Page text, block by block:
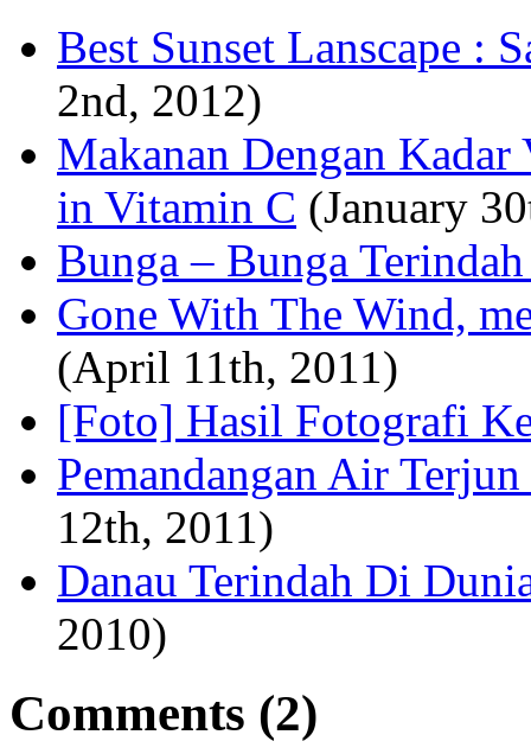
Best Sunset Lanscape :
2nd, 2012)
Makanan Dengan
in Vitamin C (January
Bunga – Bunga
Gone With The Wind,
(April 11th, 2011)
[Foto] Hasil Fotografi
Pemandangan Air
12th, 2011)
Danau Terindah Di
2010)
Comments (2)